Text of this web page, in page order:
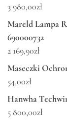
3 980,00zł
Mareld Lampa
690000732
2 169,90zł
Maseczki
54,00zł
Hanwha
5 800,00zł